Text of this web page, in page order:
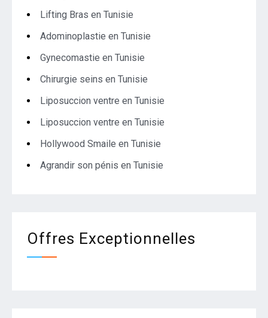
Lifting Bras en Tunisie
Adominoplastie en Tunisie
Gynecomastie en Tunisie
Chirurgie seins en Tunisie
Liposuccion ventre en Tunisie
Liposuccion ventre en Tunisie
Hollywood Smaile en Tunisie
Agrandir son pénis en Tunisie
Offres Exceptionnelles